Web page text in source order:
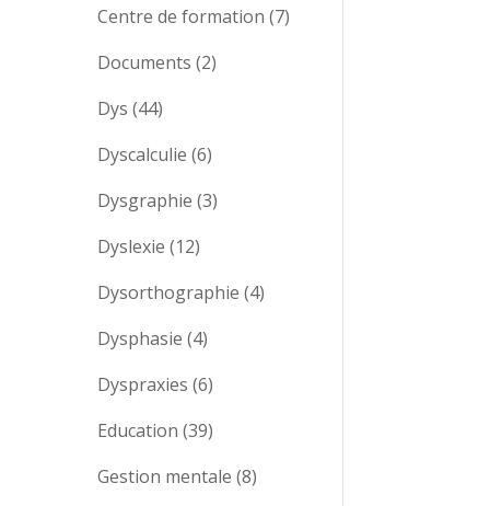
Centre de formation (7)
Documents (2)
Dys (44)
Dyscalculie (6)
Dysgraphie (3)
Dyslexie (12)
Dysorthographie (4)
Dysphasie (4)
Dyspraxies (6)
Education (39)
Gestion mentale (8)